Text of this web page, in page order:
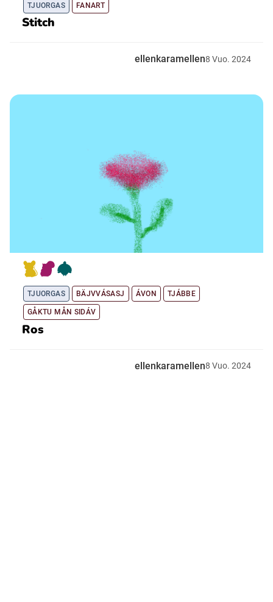
TJUORGAS FANART
Stitch
ellenkaramellen8 Vuo. 2024
TJUORGAS BÄJVVÁSASJ ÁVON TJÁBBE
GÅKTU MÅN SIDÁV
Ros
ellenkaramellen8 Vuo. 2024